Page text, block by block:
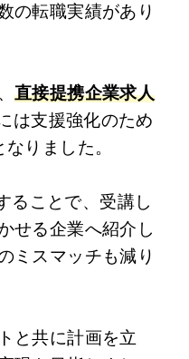
の転職実績があり
直接提携企業求人
は支援強化のため
りました。
ることで、受講し
せる企業へ紹介し
ミスマッチも減り
と共に計画を立